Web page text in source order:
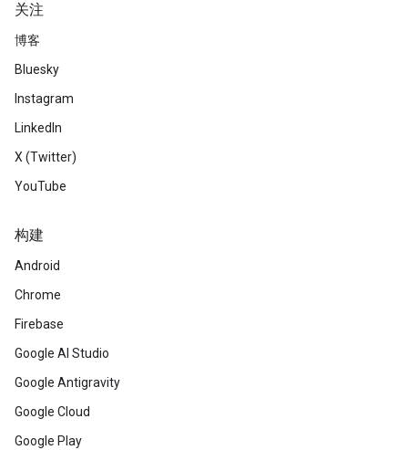
关注
博客
Bluesky
Instagram
LinkedIn
X (Twitter)
YouTube
构建
Android
Chrome
Firebase
Google AI Studio
Google Antigravity
Google Cloud
Google Play